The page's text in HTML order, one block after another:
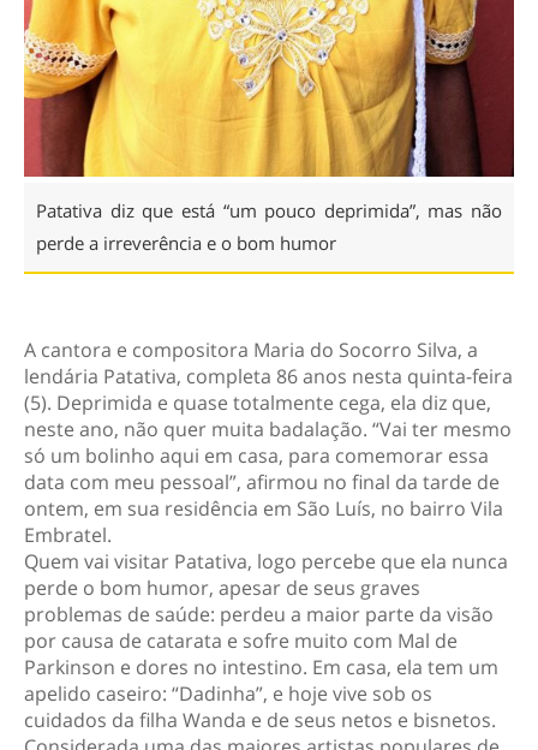
Patativa diz que está “um pouco deprimida”, mas não
perde a irreverência e o bom humor
A cantora e compositora Maria do Socorro Silva, a
lendária Patativa, completa 86 anos nesta quinta-feira
(5). Deprimida e quase totalmente cega, ela diz que,
neste ano, não quer muita badalação. “Vai ter mesmo
só um bolinho aqui em casa, para comemorar essa
data com meu pessoal”, afirmou no final da tarde de
ontem, em sua residência em São Luís, no bairro Vila
Embratel.
Quem vai visitar Patativa, logo percebe que ela nunca
perde o bom humor, apesar de seus graves
problemas de saúde: perdeu a maior parte da visão
por causa de catarata e sofre muito com Mal de
Parkinson e dores no intestino. Em casa, ela tem um
apelido caseiro: “Dadinha”, e hoje vive sob os
cuidados da filha Wanda e de seus netos e bisnetos.